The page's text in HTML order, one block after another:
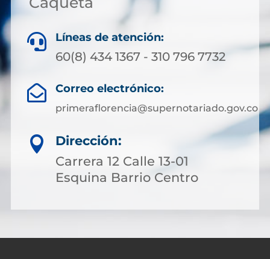
 Líneas de atención:
60(8) 434 1367 - 310 796 7732
 Correo electrónico:
primeraflorencia@supernotariado.gov.co

Dirección:
Carrera 12 Calle 13-01
Esquina Barrio Centro